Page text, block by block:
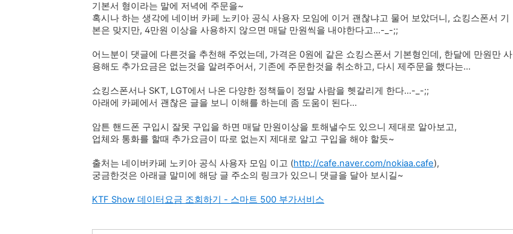
기본서 형이라는 말에 저녁에 주문을~
혹시나 하는 생각에 네이버 카페 노키아 공식 사용자 모임에 이거 괜찮냐고 물어 보았더니, 쇼킹스폰서 기
본은 맞지만, 4만원 이상을 사용하지 않으면 매달 만원씩을 내야한다고...-_-;;
어느분이 댓글에 다른것을 추천해 주었는데, 가격은 0원에 같은 쇼킹스폰서 기본형인데, 한달에 만원만 사
용해도 추가요금은 없는것을 알려주어서, 기존에 주문한것을 취소하고, 다시 제주문을 했다는...
쇼킹스폰서나 SKT, LGT에서 나온 다양한 정책들이 정말 사람을 헷갈리게 한다...-_-;;
아래에 카페에서 괜찮은 글을 보니 이해를 하는데 좀 도움이 된다...
암튼 핸드폰 구입시 잘못 구입을 하면 매달 만원이상을 토해낼수도 있으니 제대로 알아보고,
업체와 통화를 할때 추가요금이 따로 없는지 제대로 알고 구입을 해야 할듯~
출처는 네이버카페 노키아 공식 사용자 모임 이고 (http://cafe.naver.com/nokiaa.cafe),
궁금한것은 아래글 말미에 해당 글 주소의 링크가 있으니 댓글을 달아 보시길~
KTF Show 데이터요금 조회하기 - 스마트 500 부가서비스